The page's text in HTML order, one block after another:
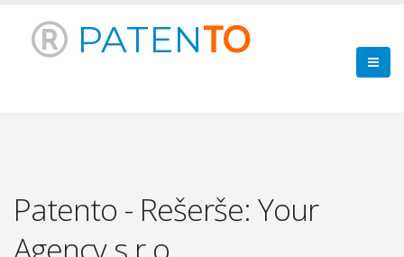
PATENTO
Patento - Rešerše: Your